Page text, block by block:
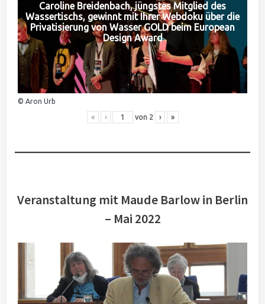
Caroline Breidenbach, jüngstes Mitglied des
Wassertischs, gewinnt mit Ihrer Webdoku über die
Privatisierung von Wasser GOLD beim European
Design Award
© Aron Urb
« ‹ von 2 › »
Veranstaltung mit Maude Barlow in Berlin
– Mai 2022